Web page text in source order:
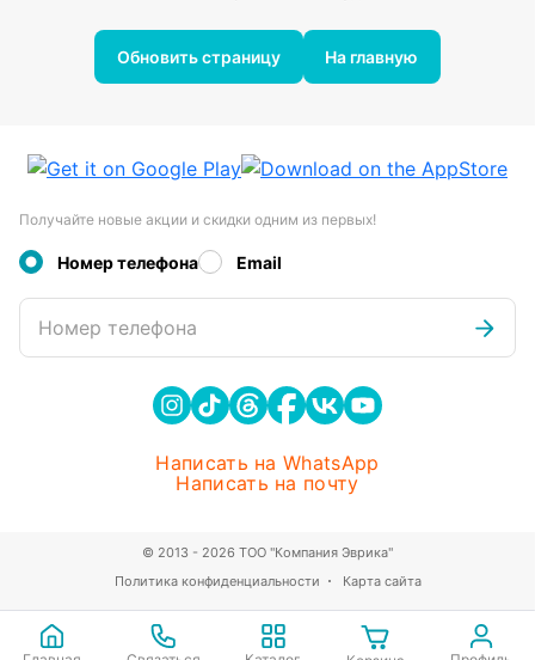
Обновить страницу На главную
Получайте новые акции и скидки одним из первых!
Номер телефона Email
Номер телефона
Написать на WhatsApp
Написать на почту
Политика конфиденциальности Карта сайта
© 2013 - 2026 ТОО "Компания Эврика"